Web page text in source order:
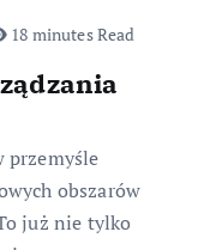
18 minutes Read
przemyśle
obszarów
już nie tylko